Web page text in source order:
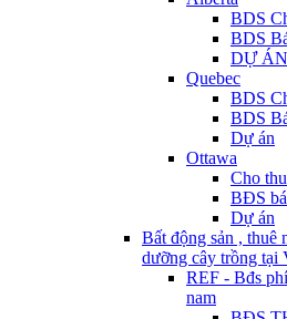
BDS
BDS
DỰ
Quebec
BDS
BDS
Dự án
Ottawa
Cho
BĐS
Dự án
Bất động sản , thuê
dưỡng cây trồng tại
REF - Bđs
nam